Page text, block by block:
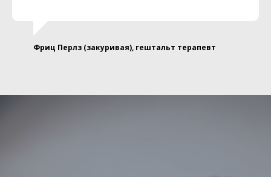
Фриц Перлз (закуривая), гештальт терапевт